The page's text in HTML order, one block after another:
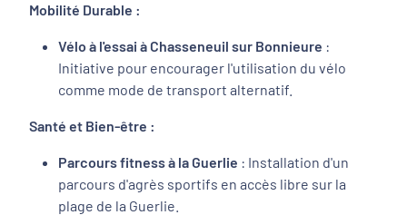
Mobilité Durable :
Vélo à l'essai à Chasseneuil sur Bonnieure :
Initiative pour encourager l'utilisation du vélo
comme mode de transport alternatif.
Santé et Bien-être :
Parcours fitness à la Guerlie : Installation d'un
parcours d'agrès sportifs en accès libre sur la
plage de la Guerlie.